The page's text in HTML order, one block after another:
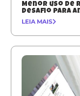
Menor uso de
desafio para
LEIA MAIS